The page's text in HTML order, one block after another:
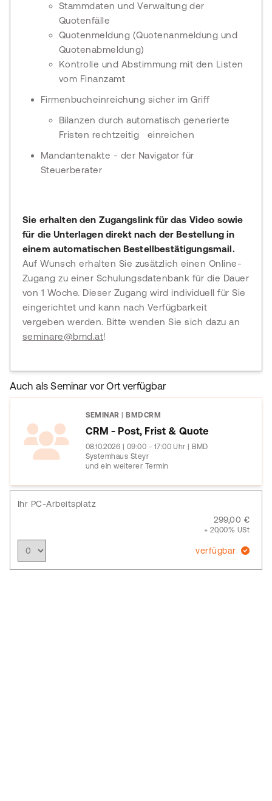
Stammdaten und Verwaltung der
Quotenfälle
Quotenmeldung (Quotenanmeldung und
Quotenabmeldung)
Kontrolle und Abstimmung mit den Listen
vom Finanzamt
Firmenbucheinreichung sicher im Griff
Bilanzen durch automatisch generierte
Fristen rechtzeitig einreichen
Mandantenakte - der Navigator für
Steuerberater
Sie erhalten den Zugangslink für das Video sowie
für die Unterlagen direkt nach der Bestellung in
einem automatischen Bestellbestätigungsmail.
Auf Wunsch erhalten Sie zusätzlich einen Online-
Zugang zu einer Schulungsdatenbank für die Dauer
von 1 Woche. Dieser Zugang wird individuell für Sie
eingerichtet und kann nach Verfügbarkeit
vergeben werden. Bitte wenden Sie sich dazu an
seminare@bmd.at!
Auch als Seminar vor Ort verfügbar
SEMINAR BMDCRM
CRM - Post, Frist & Quote
08.10.2026 | 09:00 - 17:00 Uhr | BMD
Systemhaus Steyr
und ein weiterer Termin
Ihr PC-Arbeitsplatz
299,00 €
+ 20,00% USt
verfügbar